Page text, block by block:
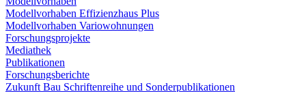
Modellvorhaben Effizienzhaus Plus
Modellvorhaben Variowohnungen
Forschungsprojekte
Mediathek
Publikationen
Forschungsberichte
Zukunft Bau Schriftenreihe und Sonderpublikationen